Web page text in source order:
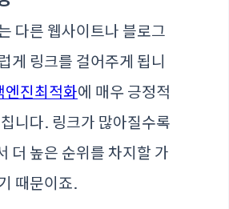
다른 웹사이트나 블로그
게 링크를 걸어주게 됩니
엔진최적화에 매우 긍정적
니다. 링크가 많아질수록
더 높은 순위를 차지할 가
때문이죠.